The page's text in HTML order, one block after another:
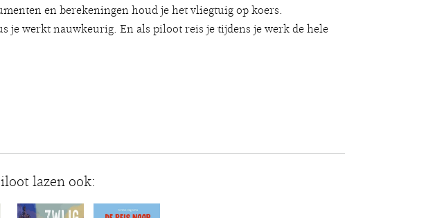
en berekeningen houd je het vliegtuig op koers.
je werkt nauwkeurig. En als piloot reis je tijdens je werk de hele
lazen ook: